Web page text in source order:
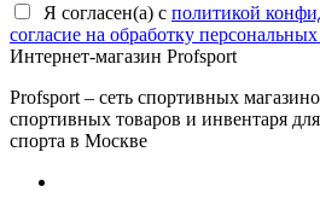
Я согласен(a) с политикой
согласие на обработку
Интернет-магазин Profsport
Profsport – сеть спортивных
спортивных товаров и инвентаря
спорта в Москве